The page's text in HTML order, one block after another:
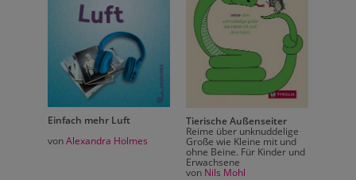
Einfach mehr Luft
von Alexandra Holmes
Tierische Außenseiter
Reime über unknuddelige
Große wie Kleine mit und
ohne Beine. Für Kinder und
Erwachsene
von Nils Mohl